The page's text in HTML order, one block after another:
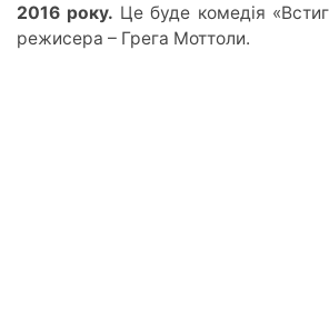
2016 року. Це буде комедія
режисера – Грега Моттоли.